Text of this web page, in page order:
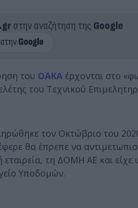
στην αναζήτηση της Google
του ΟΑΚΑ έρχονται στο
του Τεχνικού
τον Οκτώβριο του
θα έπρεπε να
εταιρεία, τη ΔΟΜΗ ΑΕ και
Υποδομών.